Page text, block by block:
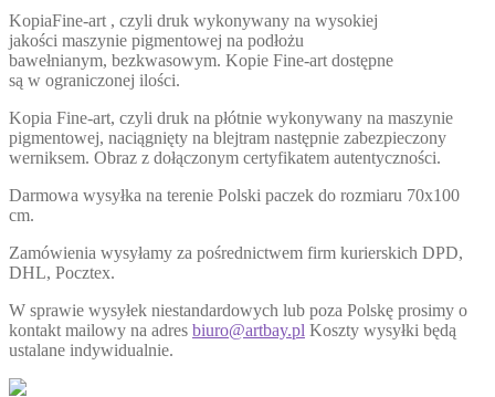
KopiaFine-art , czyli druk wykonywany na wysokiej
jakości maszynie pigmentowej na podłożu
bawełnianym, bezkwasowym. Kopie Fine-art dostępne
są w ograniczonej ilości.
Kopia Fine-art, czyli druk na płótnie wykonywany na maszynie
pigmentowej, naciągnięty na blejtram następnie zabezpieczony
werniksem. Obraz z dołączonym certyfikatem autentyczności.
Darmowa wysyłka na terenie Polski paczek do rozmiaru 70x100
cm.
Zamówienia wysyłamy za pośrednictwem firm kurierskich DPD,
DHL, Pocztex.
W sprawie wysyłek niestandardowych lub poza Polskę prosimy o
kontakt mailowy na adres biuro@artbay.pl Koszty wysyłki będą
ustalane indywidualnie.